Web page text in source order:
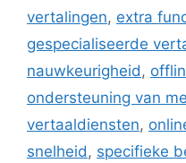
vertalingen, extra
gespecialiseerde
nauwkeurigheid ,
ondersteuning van
vertaaldiensten,
snelheid , specifieke